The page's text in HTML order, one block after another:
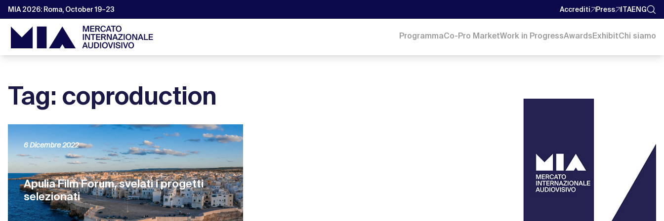
MIA 2026: Roma, October 19–23 Accrediti Press ITAENG
ProgrammaCo-Pro MarketWork in ProgressAwardsExhibitChi siamo
Tag: coproduction
Apulia Film Forum, svelati i progetti
selezionati
6 Dicembre 2022